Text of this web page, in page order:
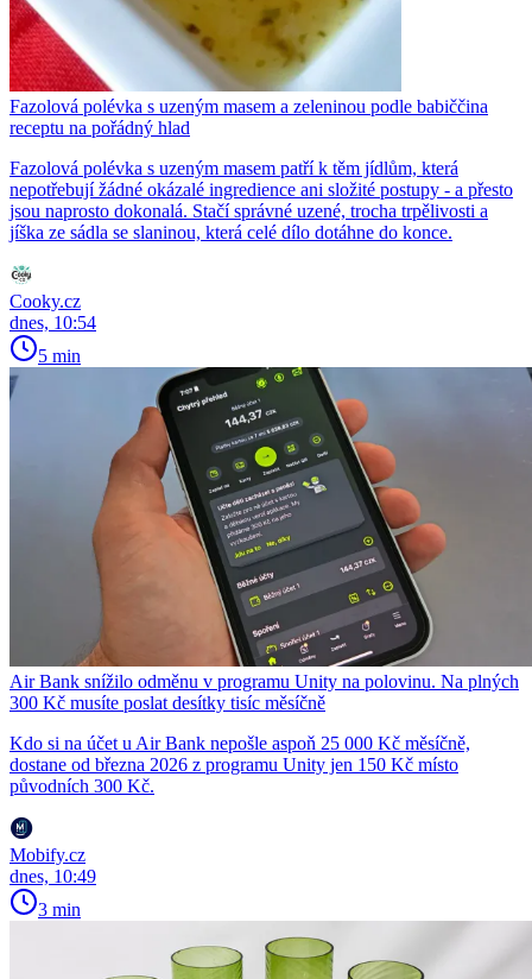
Fazolová polévka s uzeným masem a zeleninou podle babiččina
receptu na pořádný hlad
Fazolová polévka s uzeným masem patří k těm jídlům, která
nepotřebují žádné okázalé ingredience ani složité postupy - a přesto
jsou naprosto dokonalá. Stačí správné uzené, trocha trpělivosti a
jíška ze sádla se slaninou, která celé dílo dotáhne do konce.
Cooky.cz
dnes, 10:54
5 min
Air Bank snížilo odměnu v programu Unity na polovinu. Na plných
300 Kč musíte poslat desítky tisíc měsíčně
Kdo si na účet u Air Bank nepošle aspoň 25 000 Kč měsíčně,
dostane od března 2026 z programu Unity jen 150 Kč místo
původních 300 Kč.
Mobify.cz
dnes, 10:49
3 min